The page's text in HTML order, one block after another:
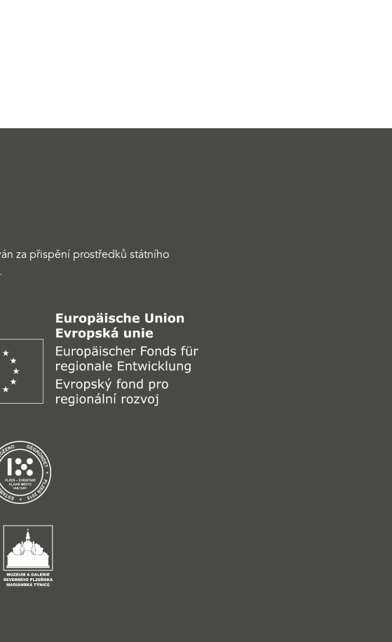
za přispění prostředků státního